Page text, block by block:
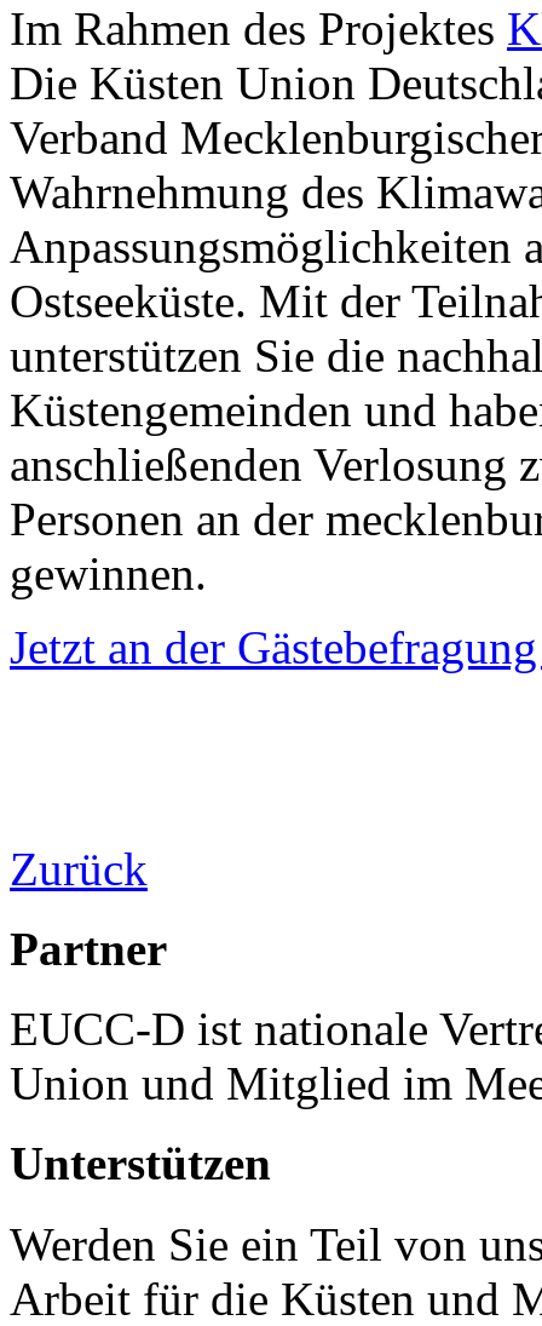
Im Rahmen des Projektes
Die Küsten Union
Verband
Wahrnehmung des
Anpassungsmöglichkeiten
Ostseeküste. Mit der
unterstützen Sie die
Küstengemeinden und
anschließenden Verlosung
Personen an der
gewinnen.
Jetzt an der
Zurück
Partner
EUCC-D ist nationale
Union und Mitglied im
Unterstützen
Werden Sie ein Teil von
Arbeit für die Küsten und